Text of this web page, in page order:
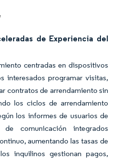
de Experiencia del
centradas en dispositivos
interesados programar visitas,
contratos de arrendamiento sin
los ciclos de arrendamiento
los informes de usuarios de
comunicación integrados
aumentando las tasas de
inquilinos gestionan pagos,